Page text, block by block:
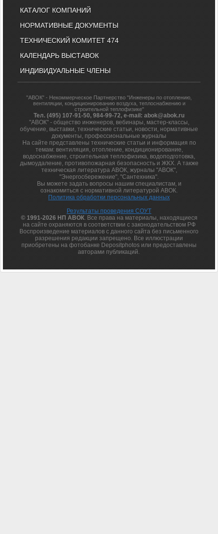
КАТАЛОГ КОМПАНИЙ
НОРМАТИВНЫЕ ДОКУМЕНТЫ
ТЕХНИЧЕСКИЙ КОМИТЕТ 474
КАЛЕНДАРЬ ВЫСТАВОК
ИНДИВИДУАЛЬНЫЕ ЧЛЕНЫ
"АВОК" - Некоммерческое Партнерство "Инженеры по отоплению,
вентиляции, кондиционированию воздуха, теплоснабжению и
строительной теплофизике"
Тел. (495) 107-91-50, 984-99-72, e-mail: abok@abok.ru
"АВОК" - общество инженеров, вебинары, мастер-классы,
обучение, выставки, технические статьи, новости, нормативные
документы, профессиональные журналы
На сайте представлены технические статьи и информация по
темам: вентиляция, отопление, кондиционирование,
водоснабжение, строительная теплофизика, водоподготовка,
дымоудаление, противопожарная безопасность и ЖКХ. А также
техническая литература АВОК, журналы "АВОК",
"Энергосбережение", "Сантехника".
Вы можете задать вопросы нашим специалистам, и
ознакомиться с нормативной литературой АВОК.
Политика обработки персональных данных
Результаты проведения СОУТ
© 1991-2026 НП АВОК. Все права на материалы, находящиеся
на сайте охраняются в соответствии с законодательством РФ
Воспроизведение материалов с данного сайта без письменного
разрешения редакции запрещено. Все иллюстрации
приобретены на фотобанке Depositphotos или предоставлены
авторами публикаций.